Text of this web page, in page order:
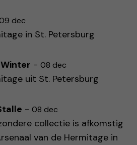
dec
in St. Petersburg
- 08 dec
uit St. Petersburg
- 08 dec
collectie is afkomstig
van de Hermitage in